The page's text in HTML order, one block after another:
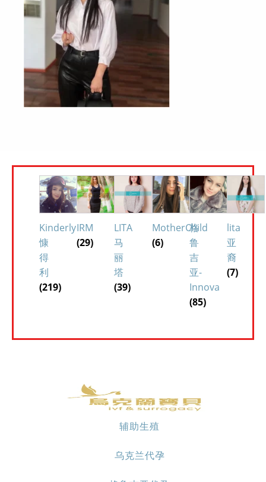
Kinderly
慷
得
利
(219)
IRM
(29)
LITA
马
丽
塔
(39)
MotherChild
(6)
格
鲁
吉
亚-
Innova
(85)
lita
亚
裔
(7)
辅助生殖
乌克兰代孕